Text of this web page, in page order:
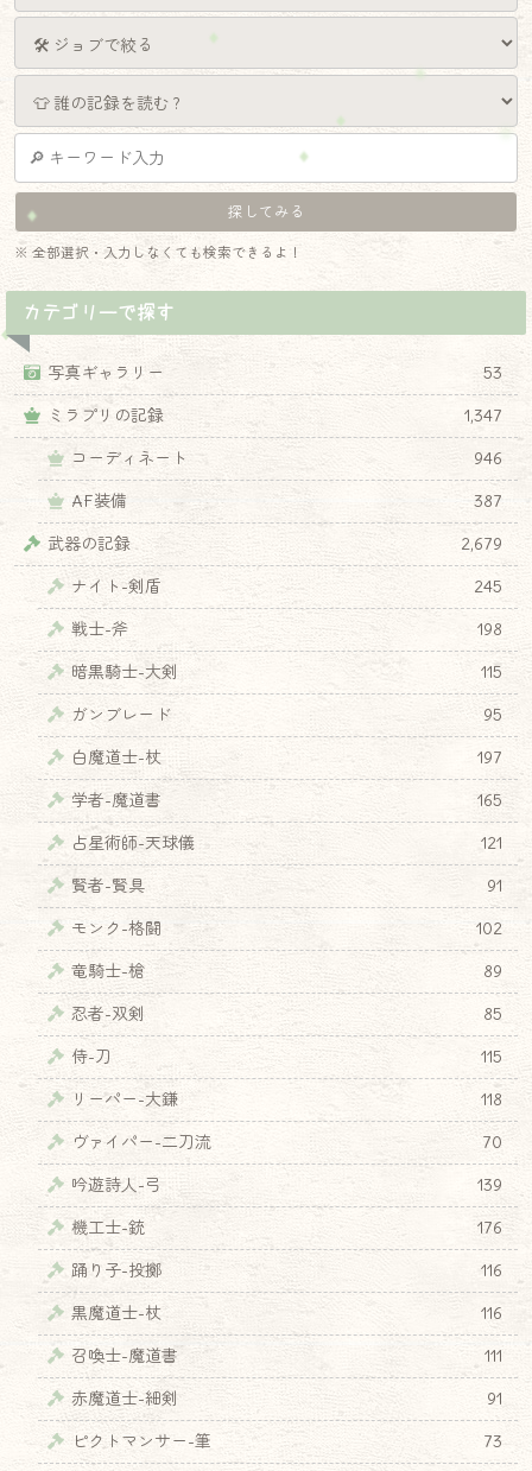
※ 全部選択・入力しなくても検索できるよ！
カテゴリーで探す
写真ギャラリー
53
ミラプリの記録
1,347
コーディネート
946
AF装備
387
武器の記録
2,679
ナイト-剣盾
245
戦士-斧
198
暗黒騎士-大剣
115
ガンブレード
95
白魔道士-杖
197
学者-魔道書
165
占星術師-天球儀
121
賢者-賢具
91
モンク-格闘
102
竜騎士-槍
89
忍者-双剣
85
侍-刀
115
リーパー-大鎌
118
ヴァイパー-二刀流
70
吟遊詩人-弓
139
機工士-銃
176
踊り子-投擲
116
黒魔道士-杖
116
召喚士-魔道書
111
赤魔道士-細剣
91
ピクトマンサー-筆
73